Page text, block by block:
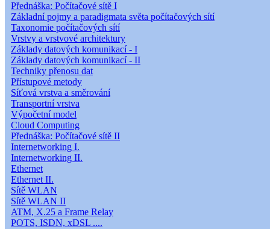
Přednáška: Počítačové sítě I
Základní pojmy a paradigmata světa počítačových sítí
Taxonomie počítačových sítí
Vrstvy a vrstvové architektury
Základy datových komunikací - I
Základy datových komunikací - II
Techniky přenosu dat
Přístupové metody
Síťová vrstva a směrování
Transportní vrstva
Výpočetní model
Cloud Computing
Přednáška: Počítačové sítě II
Internetworking I.
Internetworking II.
Ethernet
Ethernet II.
Sítě WLAN
Sítě WLAN II
ATM, X.25 a Frame Relay
POTS, ISDN, xDSL ....